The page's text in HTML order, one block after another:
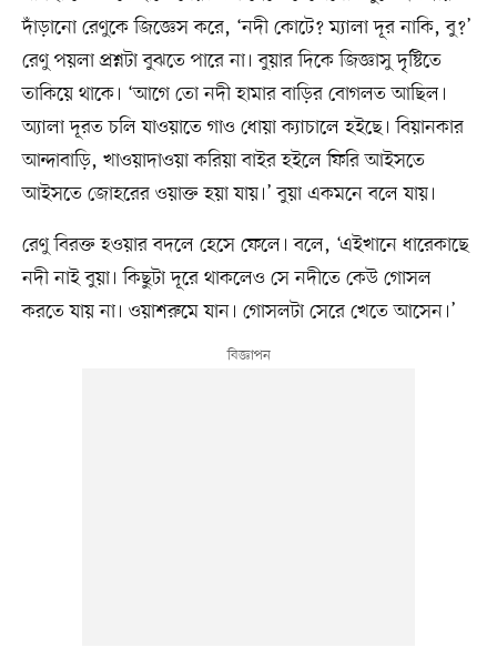
দাঁড়ানো রেণুকে জিজ্ঞেস করে, ‘নদী কোটে? ম্যালা দূর নাকি, বু?’
রেণু পয়লা প্রশ্নটা বুঝতে পারে না। বুয়ার দিকে জিজ্ঞাসু দৃষ্টিতে
তাকিয়ে থাকে। ‘আগে তো নদী হামার বাড়ির বোগলত আছিল।
অ্যালা দূরত চলি যাওয়াতে গাও ধোয়া ক্যাচালে হইছে। বিয়ানকার
আন্দাবাড়ি, খাওয়াদাওয়া করিয়া বাইর হইলে ফিরি আইসতে
আইসতে জোহরের ওয়াক্ত হয়া যায়।’ বুয়া একমনে বলে যায়।
রেণু বিরক্ত হওয়ার বদলে হেসে ফেলে। বলে, ‘এইখানে ধারেকাছে
নদী নাই বুয়া। কিছুটা দূরে থাকলেও সে নদীতে কেউ গোসল
করতে যায় না। ওয়াশরুমে যান। গোসলটা সেরে খেতে আসেন।’